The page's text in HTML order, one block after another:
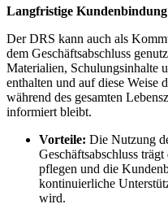
Langfristige
Der DRS kann auch als
dem Geschäftsabschluss
Materialien, Schulungsinhalte
enthalten und auf diese Weise
während des gesamten
informiert bleibt.
Vorteile: Die Nutzung
Geschäftsabschluss
pflegen und die
kontinuierliche
wird.